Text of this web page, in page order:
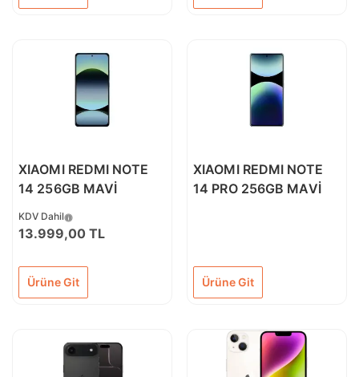
XIAOMI REDMI NOTE
14 256GB MAVİ
KDV Dahil
13.999,00 TL
Ürüne Git
XIAOMI REDMI NOTE
14 PRO 256GB MAVİ
Ürüne Git